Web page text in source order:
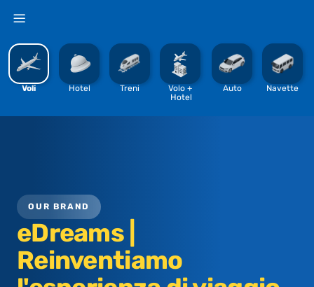
%
Voli Hotel Treni
Volo +
Hotel
Auto Navette
OUR BRAND
eDreams |
Reinventiamo